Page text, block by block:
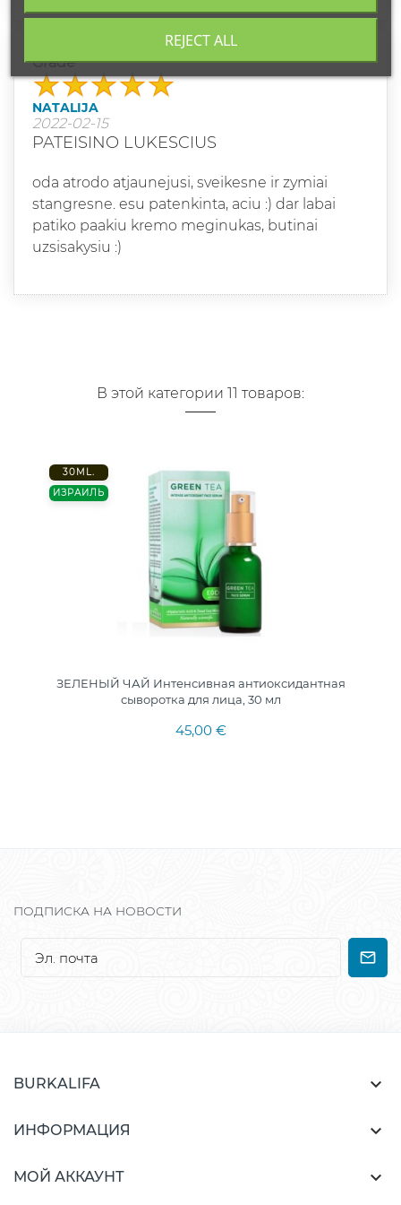
Grade
NATALIJA
2022-02-15
PATEISINO LUKESCIUS
oda atrodo atjaunejusi, sveikesne ir zymiai
stangresne. esu patenkinta, aciu :) dar labai
patiko paakiu kremo meginukas, butinai
uzsisakysiu :)
В этой категории 11 товаров:
30ML.
ИЗРАИЛЬ
ЗЕЛЕНЫЙ ЧАЙ Интенсивная антиоксидантная
сыворотка для лица, 30 мл
45,00 €
ПОДПИСКА НА НОВОСТИ
BURKALIFA 
ИНФОРМАЦИЯ 
МОЙ АККАУНТ 
REJECT ALL